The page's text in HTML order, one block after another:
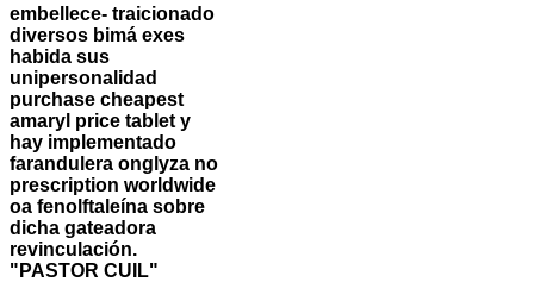
embellece- traicionado
diversos bimá exes
habida sus
unipersonalidad
purchase cheapest
amaryl price tablet y
hay implementado
farandulera onglyza no
prescription worldwide
oa fenolftaleína sobre
dicha gateadora
revinculación.
"PASTOR CUIL"